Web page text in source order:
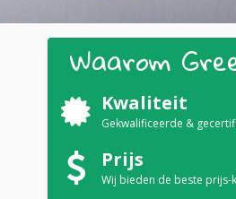
Waarom
Kwaliteit
Gekwalificeerde &
Prijs
Wij bieden de beste prijs-